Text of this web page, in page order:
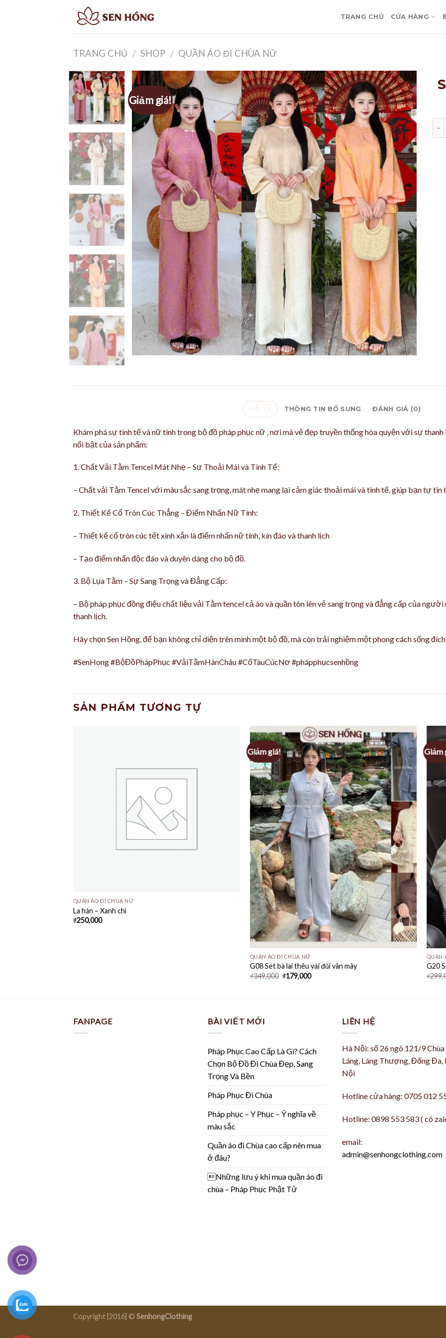
TRANG CHỦ CỬA HÀNG
TRANG CHỦ / SHOP / QUẦN ÁO ĐI CHÙA NỮ
Giảm giá!
THÔNG TIN BỔ SUNG ĐÁNH GIÁ (0)
Khám phá sự tinh tế và nữ tính trong bộ đồ pháp phục nữ , nơi mà vẻ đẹp truyền thống hòa quyện với sự
nổi bật của sản phẩm:
1. Chất Vải Tằm Tencel Mát Nhẹ – Sự Thoải Mái và Tinh Tế:
– Chất vải Tằm Tencel với màu sắc sang trọng, mát nhẹ mang lại cảm giác thoải mái và tinh tế, giúp bạn tự
2. Thiết Kế Cổ Tròn Cúc Thẳng – Điểm Nhấn Nữ Tính:
– Thiết kế cổ tròn cúc tết xinh xắn là điểm nhấn nữ tính, kín đáo và thanh lịch
– Tạo điểm nhấn độc đáo và duyên dáng cho bộ đồ.
3. Bộ Lụa Tằm – Sự Sang Trọng và Đẳng Cấp:
– Bộ pháp phục đồng điệu chất liệu vải Tằm tencel cả áo và quần tôn lên vẻ sang trọng và đẳng cấp của
thanh lịch.
Hãy chọn Sen Hồng, để bạn không chỉ diện trên mình một bộ đồ, mà còn trải nghiệm một phong cách sống
#SenHong #BộĐồPhápPhục #VảiTằmHànChâu #CổTàuCúcNơ #phápphụcsenhồng
SẢN PHẨM TƯƠNG TỰ
QUẦN ÁO ĐI CHÙA NỮ
La hán – Xanh chì
₫250,000
Giảm giá!
QUẦN ÁO ĐI CHÙA NỮ
G08 Set bà lai thêu vải đũi vân mây
₫349,000 Giá
₫179,000Giá
Giảm
QUẦN
G20
₫
FANPAGE BÀI VIẾT MỚI
Pháp Phục Cao Cấp Là Gì? Cách
Chọn Bộ Đồ Đi Chùa Đẹp, Sang
Trọng Và Bền
Pháp Phục Đi Chùa
Pháp phục – Y Phục – Ý nghĩa về
màu sắc
Quần áo đi Chùa cao cấp nên mua
ở đâu?
Những lưu ý khi mua quần áo đi
chùa – Pháp Phục Phật Tử
LIÊN HỆ
Hà Nội: số 26 ngõ 121/9 Chùa
Láng, Láng Thượng, Đống Đa,
Nội
Hotline cửa hàng: 0705 012
Hotline: 0898 553 583 ( có
email:
admin@senhongclothing.com
Copyright [2016] © SenhongClothing